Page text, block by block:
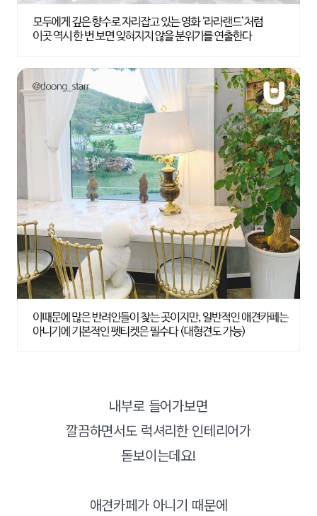
내부로 들어가보면
깔끔하면서도 럭셔리한 인테리어가
돋보이는데요!
애견카페가 아니기 때문에